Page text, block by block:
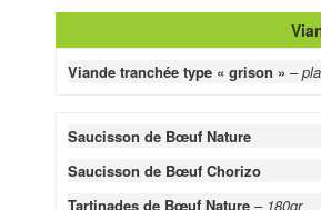
Viande tranchée type « grison » –
Saucisson de Bœuf Nature
Saucisson de Bœuf Chorizo
Tartinades de Bœuf Nature – 180gr